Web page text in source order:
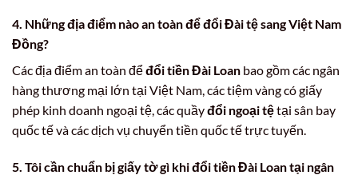
4. Những địa điểm nào an toàn để đổi Đài tệ sang Việt Nam
Đồng?
Các địa điểm an toàn đểđổi tiền Đài Loan bao gồm các ngân
hàng thương mại lớn tại Việt Nam, các tiệm vàng có giấy
phép kinh doanh ngoại tệ, các quầyđổi ngoại tệtại sân bay
quốc tế và các dịch vụ chuyển tiền quốc tế trực tuyến.
5. Tôi cần chuẩn bị giấy tờ gì khi đổi tiền Đài Loan tại ngân